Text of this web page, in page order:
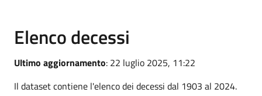
Elenco decessi
Ultimo aggiornamento: 22 luglio 2025, 11:22
Il dataset contiene l'elenco dei decessi dal 1903 al 2024.